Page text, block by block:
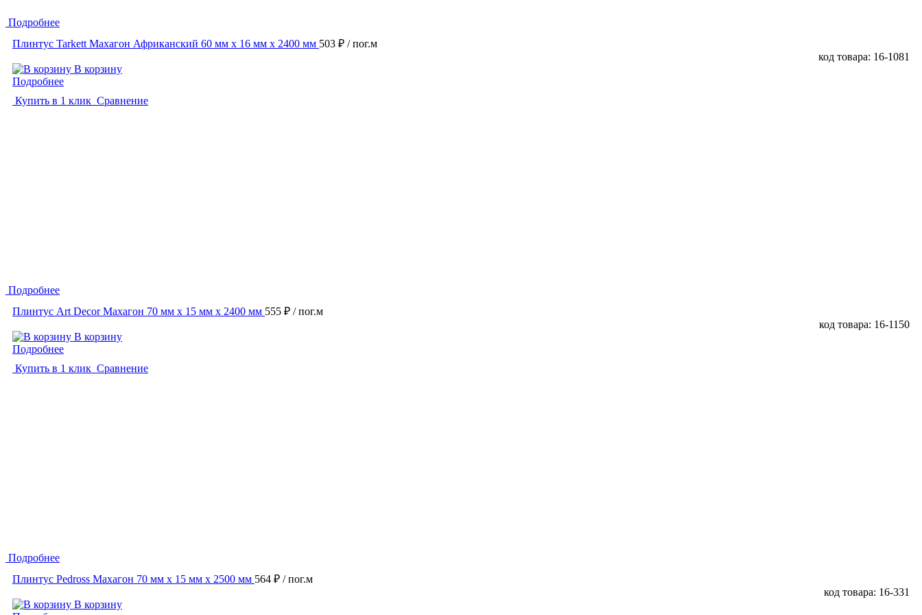
Подробнее
Плинтус Tarkett Махагон Африканский 60 мм х 16 мм х 2400 мм 503 ₽ / пог.м
код товара: 16-1081
В корзину
Подробнее
Купить в 1 клик Сравнение
Подробнее
Плинтус Art Decor Махагон 70 мм х 15 мм х 2400 мм 555 ₽ / пог.м
код товара: 16-1150
В корзину
Подробнее
Купить в 1 клик Сравнение
Подробнее
Плинтус Pedross Махагон 70 мм х 15 мм х 2500 мм 564 ₽ / пог.м
код товара: 16-331
В корзину